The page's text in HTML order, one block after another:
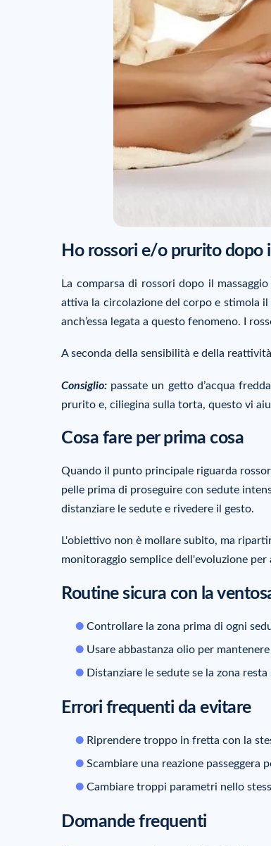
Ho rossori e/o prurito dopo
La comparsa di rossori dopo il
attiva la circolazione del corpo e stimola
anch’essa legata a questo fenomeno. I
A seconda della sensibilità e della
Consiglio: passate un getto d’acqua
prurito e, ciliegina sulla torta, questo vi
Cosa fare per prima cosa
Quando il punto principale riguarda
pelle prima di proseguire con sedute
distanziare le sedute e rivedere il gesto.
L'obiettivo non è mollare subito, ma
monitoraggio semplice dell'evoluzione per
Routine sicura con la
Controllare la zona prima di ogni
Usare abbastanza olio per
Distanziare le sedute se la zona
Errori frequenti da evitare
Riprendere troppo in fretta con la
Scambiare una reazione passeggera
Cambiare troppi parametri nello
Domande frequenti